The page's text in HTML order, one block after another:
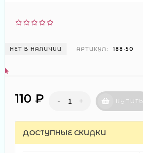
НЕТ В НАЛИЧИИ АРТИКУЛ: 188-50
110 ₽ - + КУПИТЬ
ДОСТУПНЫЕ СКИДКИ